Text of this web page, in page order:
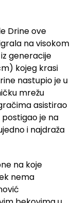
Drine ove
na visokom
generacije
kojeg krasi
nastupio je u
mrežu
asistirao
je na
i najdraža
na koje
nema